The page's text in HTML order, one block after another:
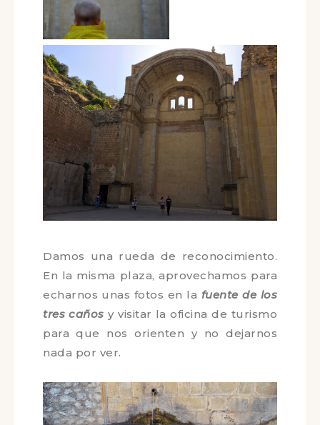
Damos una rueda de
reconocimiento. En la misma plaza,
aprovechamos para echarnos unas
fotos en lafuente de los tres caños y
visitar la oficina de turismo para que
ver.